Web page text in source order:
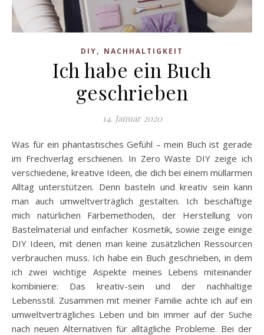
DIY, NACHHALTIGKEIT
Ich habe ein Buch
geschrieben
14. Januar 2020
Was für ein phantastisches Gefühl – mein Buch ist gerade
im Frechverlag erschienen. In Zero Waste DIY zeige ich
verschiedene, kreative Ideen, die dich bei einem müllarmen
Alltag unterstützen. Denn basteln und kreativ sein kann
man auch umweltverträglich gestalten. Ich beschäftige
mich natürlichen Färbemethoden, der Herstellung von
Bastelmaterial und einfacher Kosmetik, sowie zeige einige
DIY Ideen, mit denen man keine zusätzlichen Ressourcen
verbrauchen muss. Ich habe ein Buch geschrieben, in dem
ich zwei wichtige Aspekte meines Lebens miteinander
kombiniere: Das kreativ-sein und der nachhaltige
Lebensstil. Zusammen mit meiner Familie achte ich auf ein
umweltverträgliches Leben und bin immer auf der Suche
nach neuen Alternativen für alltägliche Probleme. Bei der